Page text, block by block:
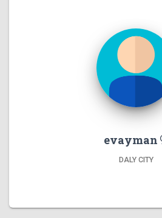
evayman
DALY CITY